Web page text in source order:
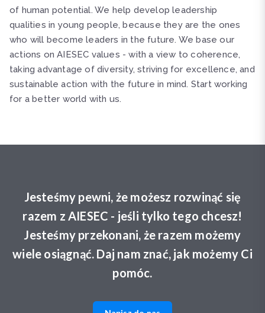
of human potential. We help develop leadership
qualities in young people, because they are the ones
who will become leaders in the future. We base our
actions on AIESEC values ​​- with a view to coherence,
taking advantage of diversity, striving for excellence, and
sustainable action with the future in mind. Start working
for a better world with us.
Jesteśmy pewni, że możesz rozwinąć się
razem z AIESEC - jeśli tylko tego chcesz!
Jesteśmy przekonani, że razem możemy
wiele osiągnąć. Daj nam znać, jak możemy Ci
pomóc.